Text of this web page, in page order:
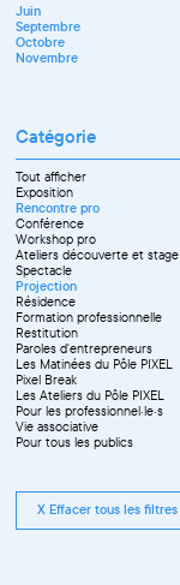
Octobre
Novembre
Décembre
Juin
Septembre
Octobre
Novembre
Catégorie
Tout afficher
Exposition
Rencontre pro
Conférence
Workshop pro
Ateliers découverte et stage
Spectacle
Projection
Résidence
Formation professionnelle
Restitution
Paroles d'entrepreneurs
Les Matinées du Pôle PIXEL
Pixel Break
Les Ateliers du Pôle PIXEL
Pour les professionnel·le·s
Vie associative
Pour tous les publics
X Effacer tous les filtres